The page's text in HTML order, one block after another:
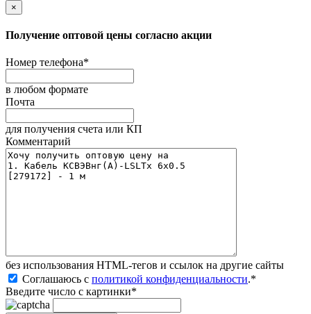
×
Получение оптовой цены согласно акции
Номер телефона*
в любом формате
Почта
для получения счета или КП
Комментарий
без иcпользования HTML-тегов и ссылок на другие сайты
Соглашаюсь с политикой конфиденциальности.*
Введите число с картинки*